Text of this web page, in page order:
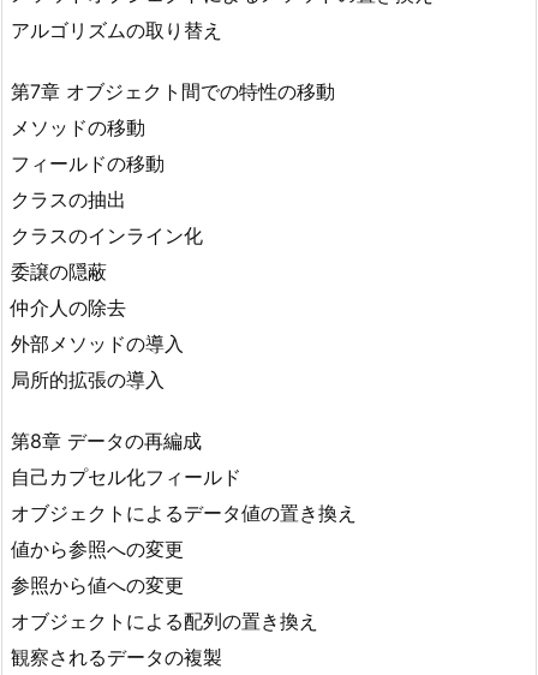
アルゴリズムの取り替え
第7章 オブジェクト間での特性の移動
メソッドの移動
フィールドの移動
クラスの抽出
クラスのインライン化
委譲の隠蔽
仲介人の除去
外部メソッドの導入
局所的拡張の導入
第8章 データの再編成
自己カプセル化フィールド
オブジェクトによるデータ値の置き換え
値から参照への変更
参照から値への変更
オブジェクトによる配列の置き換え
観察されるデータの複製